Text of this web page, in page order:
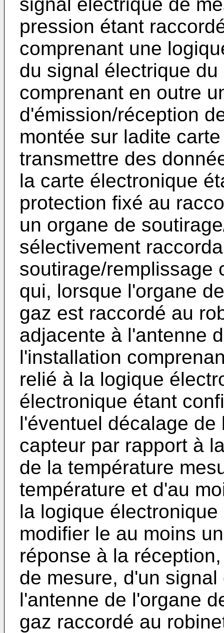
pression étant
comprenant une
du signal électrique
comprenant en outre
d'émission/réception
montée sur ladite
transmettre des
la carte électronique
protection fixé au
un organe de
sélectivement
soutirage/remplissage
qui, lorsque l'organe
gaz est raccordé au
adjacente à l'antenne
l'installation
relié à la logique
électronique étant
l'éventuel décalage
capteur par rapport à
de la température
température et d'au
la logique
modifier le au moins
réponse à la
de mesure, d'un
l'antenne de l'organe
gaz raccordé au